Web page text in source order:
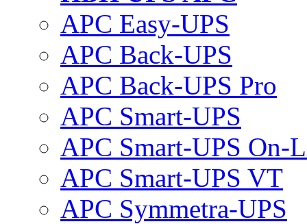
APC Easy-UPS
APC Back-UPS
APC Back-UPS Pro
APC Smart-UPS
APC Smart-UPS On-
APC Smart-UPS VT
APC Symmetra-UPS